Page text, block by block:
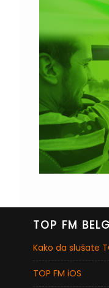
TOP FM
Kako da slušate
TOP FM iOS